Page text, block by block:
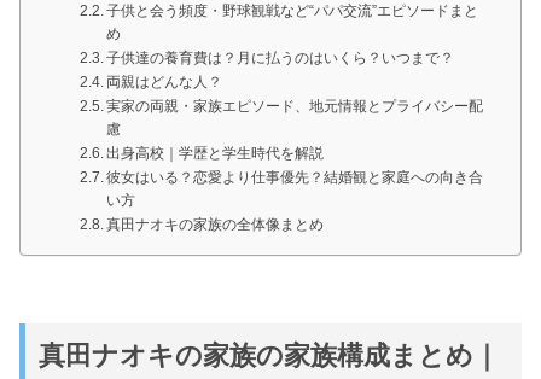
子供と会う頻度・野球観戦など“パパ交流”エピソードまと
め
子供達の養育費は？月に払うのはいくら？いつまで？
両親はどんな人？
実家の両親・家族エピソード、地元情報とプライバシー配
慮
出身高校｜学歴と学生時代を解説
彼女はいる？恋愛より仕事優先？結婚観と家庭への向き合
い方
真田ナオキの家族の全体像まとめ
真田ナオキの家族の家族構成まとめ｜